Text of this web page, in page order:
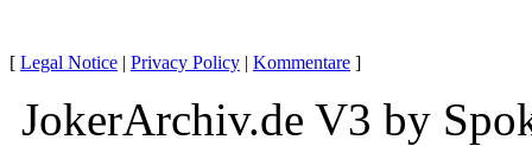
[ Legal Notice | Privacy Policy | Kommentare ]
JokerArchiv.de V3 by